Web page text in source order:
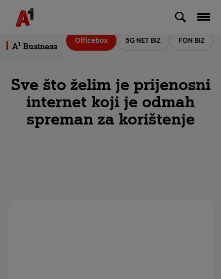
Skip to Main Content
A1 Business
Officebox 5G NET BIZ FON BIZ
Sve što želim je prijenosni
internet koji je odmah
spreman za korištenje